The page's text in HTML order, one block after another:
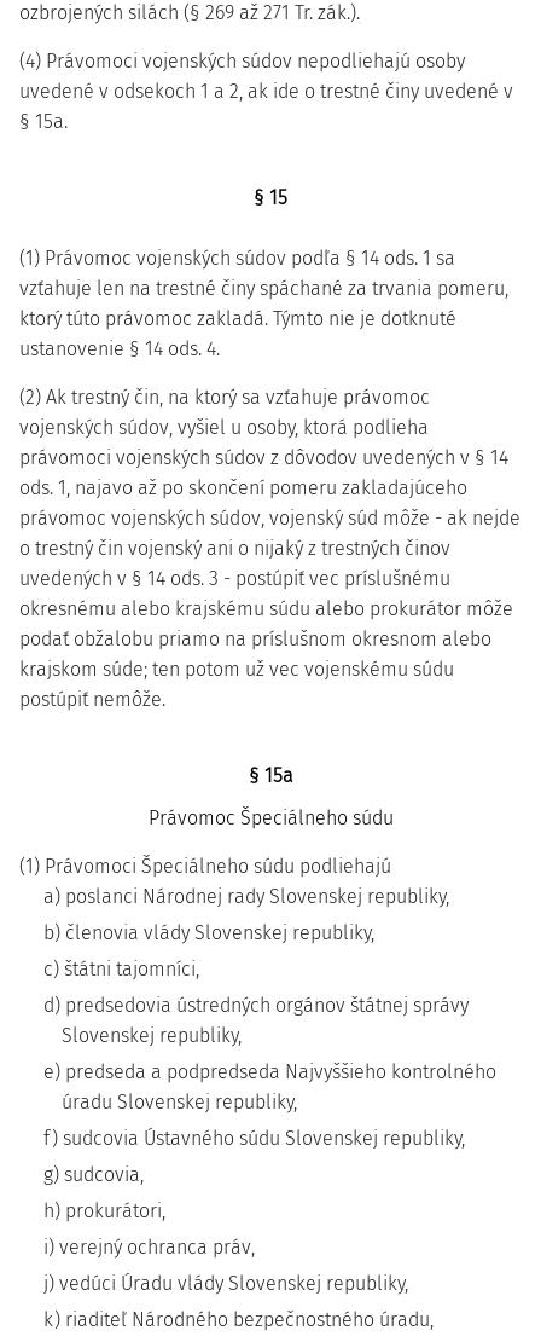
ozbrojených silách (§ 269 až 271 Tr. zák.).
(4) Právomoci vojenských súdov nepodliehajú osoby
uvedené v odsekoch 1 a 2, ak ide o trestné činy uvedené v
§ 15a.
§ 15
(1) Právomoc vojenských súdov podľa § 14 ods. 1 sa
vzťahuje len na trestné činy spáchané za trvania pomeru,
ktorý túto právomoc zakladá. Týmto nie je dotknuté
ustanovenie § 14 ods. 4.
(2) Ak trestný čin, na ktorý sa vzťahuje právomoc
vojenských súdov, vyšiel u osoby, ktorá podlieha
právomoci vojenských súdov z dôvodov uvedených v § 14
ods. 1, najavo až po skončení pomeru zakladajúceho
právomoc vojenských súdov, vojenský súd môže - ak nejde
o trestný čin vojenský ani o nijaký z trestných činov
uvedených v § 14 ods. 3 - postúpiť vec príslušnému
okresnému alebo krajskému súdu alebo prokurátor môže
podať obžalobu priamo na príslušnom okresnom alebo
krajskom súde; ten potom už vec vojenskému súdu
postúpiť nemôže.
§ 15a
Právomoc Špeciálneho súdu
(1) Právomoci Špeciálneho súdu podliehajú
a) poslanci Národnej rady Slovenskej republiky,
b) členovia vlády Slovenskej republiky,
c) štátni tajomníci,
d) predsedovia ústredných orgánov štátnej správy
Slovenskej republiky,
e) predseda a podpredseda Najvyššieho kontrolného
úradu Slovenskej republiky,
f) sudcovia Ústavného súdu Slovenskej republiky,
g) sudcovia,
h) prokurátori,
i) verejný ochranca práv,
j) vedúci Úradu vlády Slovenskej republiky,
k) riaditeľ Národného bezpečnostného úradu,